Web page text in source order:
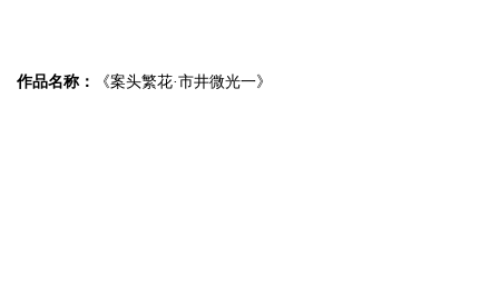
作品名称： 《案头繁花·市井微光一》